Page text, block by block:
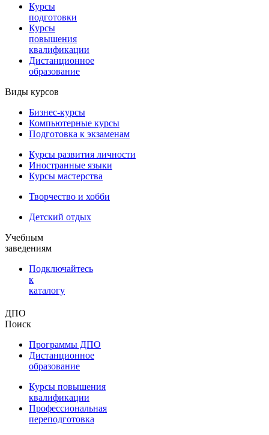
Курсы
подготовки
Курсы
повышения
квалификации
Дистанционное
образование
Виды курсов
Бизнес-курсы
Компьютерные курсы
Подготовка к экзаменам
Курсы развития личности
Иностранные языки
Курсы мастерства
Творчество и хобби
Детский отдых
Учебным
заведениям
Подключайтесь
к
каталогу
ДПО
Поиск
Программы ДПО
Дистанционное
образование
Курсы повышения
квалификации
Профессиональная
переподготовка